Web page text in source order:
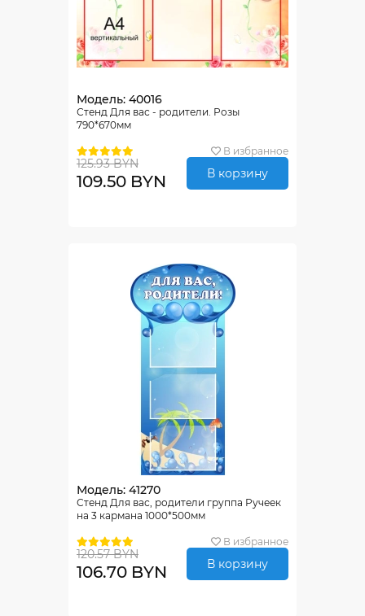
Модель: 40016
Стенд Для вас - родители. Розы
790*670мм
В избранное
125.93 BYN
109.50 BYN В корзину
Модель: 41270
Стенд Для вас, родители группа Ручеек
на 3 кармана 1000*500мм
В избранное
120.57 BYN
106.70 BYN В корзину